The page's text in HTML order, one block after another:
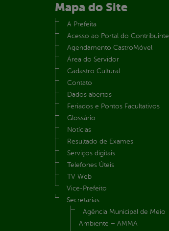
Mapa do Site
A Prefeita
Acesso ao Portal do Contribuinte
Agendamento CastroMóvel
Área do Servidor
Cadastro Cultural
Contato
Dados abertos
Feriados e Pontos Facultativos
Glossário
Notícias
Resultado de Exames
Serviços digitais
Telefones Úteis
TV Web
Vice-Prefeito
Secretarias
Agência Municipal de Meio
Ambiente – AMMA